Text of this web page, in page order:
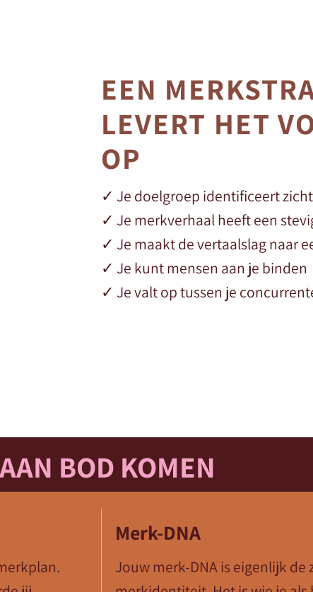
EEN
LEVERT HET
OP
✓ Je doelgroep identificeert
✓ Je merkverhaal heeft een
✓ Je maakt de vertaalslag naar
✓ Je kunt mensen aan je binden
✓ Je valt op tussen je
BOD KOMEN
Merk-DNA
Jouw merk-DNA is eigenlijk de